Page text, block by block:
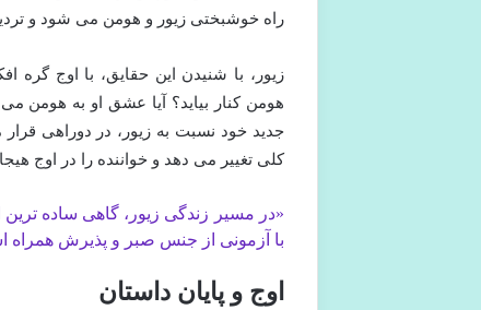
راه خوشبختی زیور و هومن می شود و
زیور، با شنیدن این حقایق، با اوج گره
هومن کنار بیاید؟ آیا عشق او به هومن
جدید خود نسبت به زیور، در دوراهی
کلی تغییر می دهد و خواننده را در اوج
«در مسیر زندگی زیور، گاهی ساده ترین
با آزمونی از جنس صبر و پذیرش همراه
اوج و پایان داستان